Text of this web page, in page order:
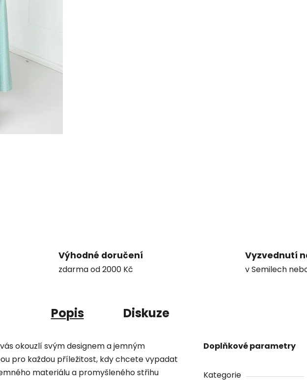
Výhodné doručení
zdarma od 2000 Kč
Vyzvednutí
v Semilech
Popis Diskuze
okouzlí svým designem a jemným
pro každou příležitost, kdy chcete vypadat
materiálu a promyšleného střihu
Doplňkové parametry
Kategorie